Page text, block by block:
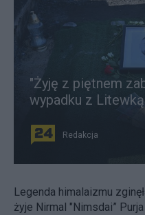
"Żyję z piętnem
wypadku z
Redakcja
Legenda himalaizmu
żyje Nirmal "Nimsdai” Purja